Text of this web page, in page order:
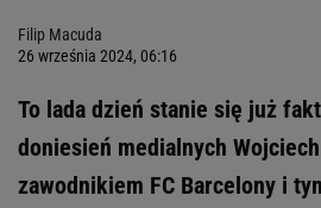
Filip Macuda
26 września 2024, 06:16
To lada dzień stanie się już
doniesień medialnych
zawodnikiem FC Barcelony i